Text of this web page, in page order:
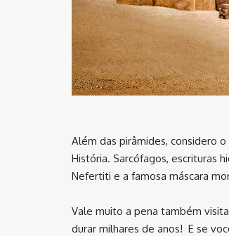
Além das pirâmides, considero o
História. Sarcófagos, escrituras
Nefertiti e a famosa máscara
Vale muito a pena também
durar milhares de anos! E se